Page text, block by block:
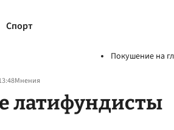
Спорт
Покушение на
Мнения
латифундисты